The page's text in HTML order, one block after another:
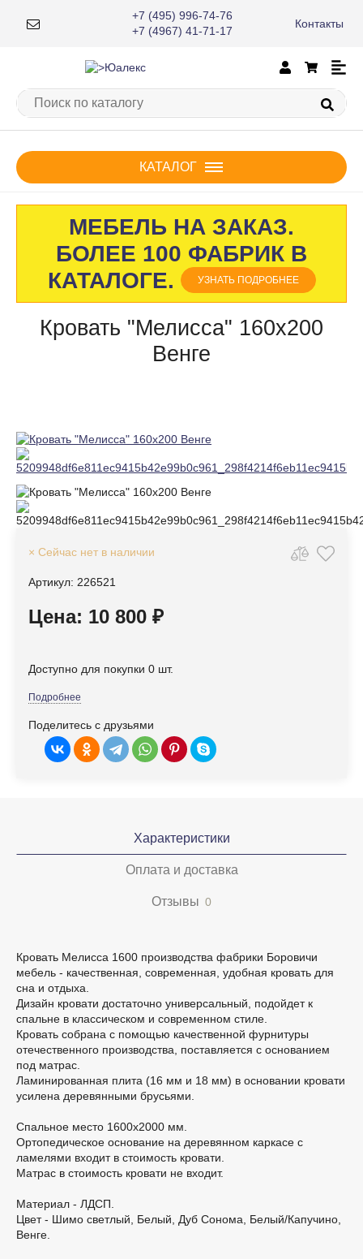
+7 (495) 996-74-76
+7 (4967) 41-71-17
Контакты
КАТАЛОГ
МЕБЕЛЬ НА ЗАКАЗ.
БОЛЕЕ 100 ФАБРИК В
КАТАЛОГЕ.
УЗНАТЬ ПОДРОБНЕЕ
Кровать "Мелисса" 160х200
Венге
× Сейчас нет в наличии
Артикул: 226521
Цена: 10 800 ₽
Доступно для покупки 0 шт.
Подробнее
Поделитесь с друзьями
Характеристики
Оплата и доставка
Отзывы 0
Кровать Мелисса 1600 производства фабрики Боровичи
мебель - качественная, современная, удобная кровать для
сна и отдыха.
Дизайн кровати достаточно универсальный, подойдет к
спальне в классическом и современном стиле.
Кровать собрана с помощью качественной фурнитуры
отечественного производства, поставляется с основанием
под матрас.
Ламинированная плита (16 мм и 18 мм) в основании кровати
усилена деревянными брусьями.
Спальное место 1600х2000 мм.
Ортопедическое основание на деревянном каркасе с
ламелями входит в стоимость кровати.
Матрас в стоимость кровати не входит.
Материал - ЛДСП.
Цвет - Шимо светлый, Белый, Дуб Сонома, Белый/Капучино,
Венге.